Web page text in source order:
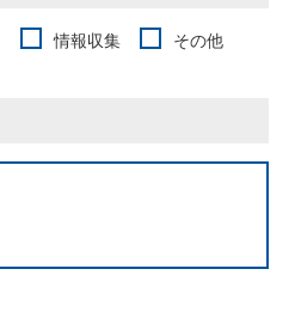
情報収集 その他